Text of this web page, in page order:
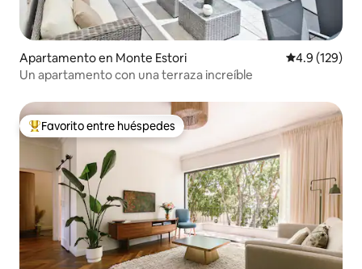
Apartamento en Monte Estori Calificación
4.9 (129)
Un apartamento con una terraza increíble
Favorito entre huéspedes preferido
Favorito entre huéspedes